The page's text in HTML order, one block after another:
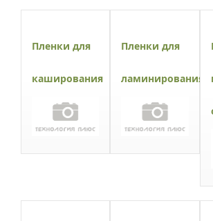
Пленки для
каширования
Пленки для
ламинирования